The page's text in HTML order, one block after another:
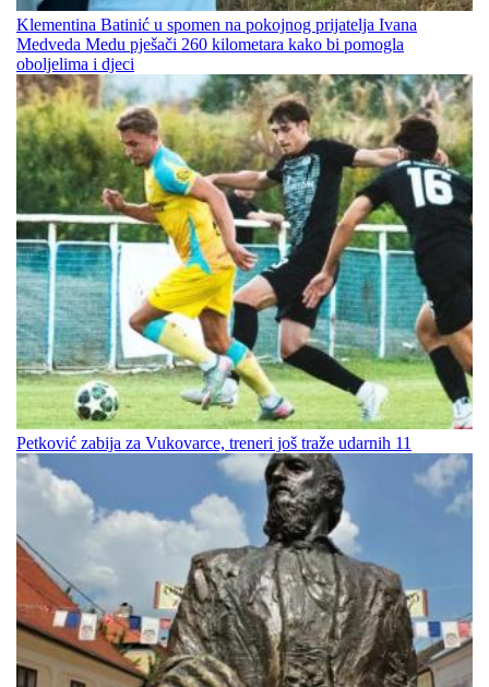
Klementina Batinić u spomen na pokojnog prijatelja Ivana
Medveda Medu pješači 260 kilometara kako bi pomogla
oboljelima i djeci
Petković zabija za Vukovarce, treneri još traže udarnih 11